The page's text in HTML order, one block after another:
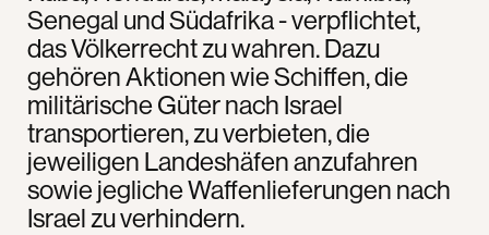
Senegal und Südafrika - verpflichtet,
das Völkerrecht zu wahren. Dazu
gehören Aktionen wie Schiffen, die
militärische Güter nach Israel
transportieren, zu verbieten, die
jeweiligen Landeshäfen anzufahren
sowie jegliche Waffenlieferungen nach
Israel zu verhindern.